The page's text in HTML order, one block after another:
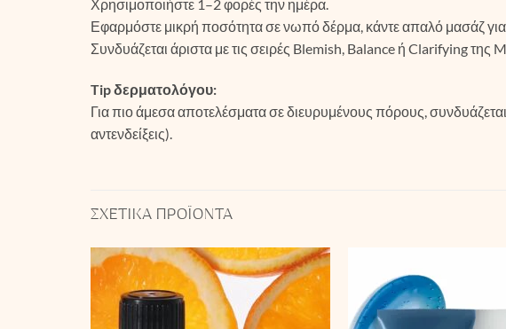
Χρησιμοποιήστε 1–2 φορές την ημέρα.
Εφαρμόστε μικρή ποσότητα σε νωπό δέρμα, κάντε απαλό μασάζ για
Συνδυάζεται άριστα με τις σειρές Blemish, Balance ή Clarifying της
Tip δερματολόγου:
Για πιο άμεσα αποτελέσματα σε διευρυμένους πόρους,
αντενδείξεις).
ΣΧΕΤΙΚΆ ΠΡΟΪΌΝΤΑ